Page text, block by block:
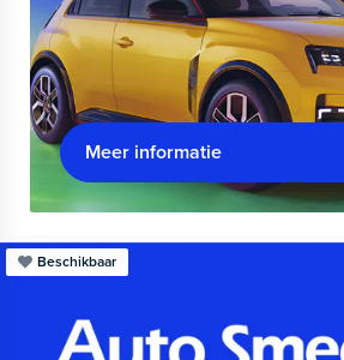
Meer informatie
Beschikbaar